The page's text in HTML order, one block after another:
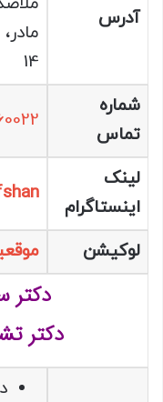
آدرس
14
شماره
تماس
لینک
اینستاگرام
لوکیشن
دکتر
دکتر